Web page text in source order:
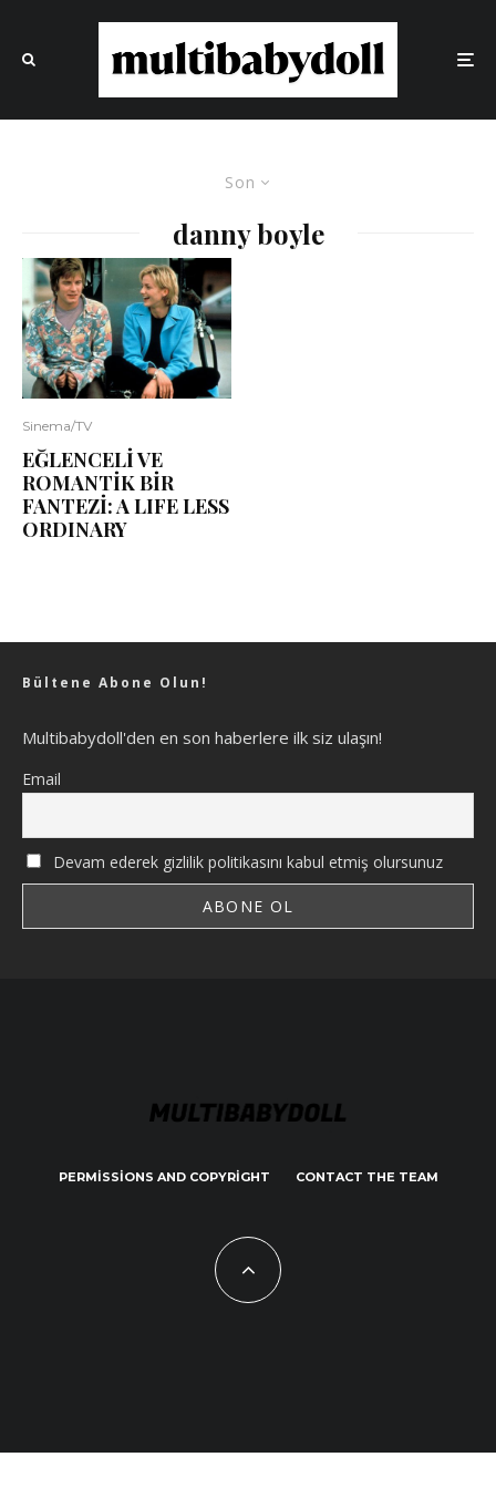
Son
danny boyle
Sinema/TV
EĞLENCELİ VE
ROMANTİK BİR
FANTEZİ: A LIFE LESS
ORDINARY
Bültene Abone Olun!
Multibabydoll'den en son haberlere ilk siz ulaşın!
Email
Devam ederek gizlilik politikasını kabul etmiş olursunuz
PERMISSIONS AND COPYRIGHT CONTACT THE TEAM